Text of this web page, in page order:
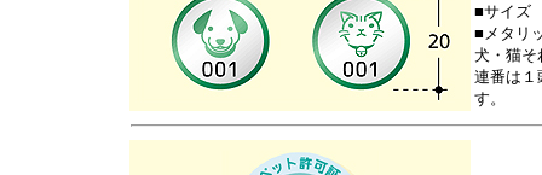
■サイズ
■メタリ
犬・猫そ
連番は１
す。